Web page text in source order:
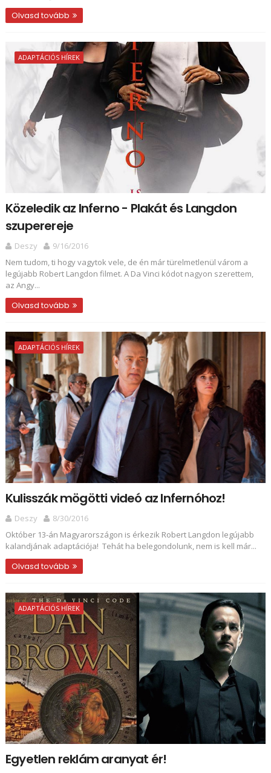
Olvasd tovább
ADAPTÁCIÓS HÍREK
Közeledik az Inferno - Plakát és Langdon
szuperereje
Deszy
9/16/2016
Nem tudom, ti hogy vagytok vele, de én már türelmetlenül várom a
legújabb Robert Langdon filmet. A Da Vinci kódot nagyon szerettem,
az Angy...
Olvasd tovább
ADAPTÁCIÓS HÍREK
Kulisszák mögötti videó az Infernóhoz!
Deszy
8/30/2016
Október 13-án Magyarországon is érkezik Robert Langdon legújabb
kalandjának adaptációja! Tehát ha belegondolunk, nem is kell már...
Olvasd tovább
ADAPTÁCIÓS HÍREK
Egyetlen reklám aranyat ér!